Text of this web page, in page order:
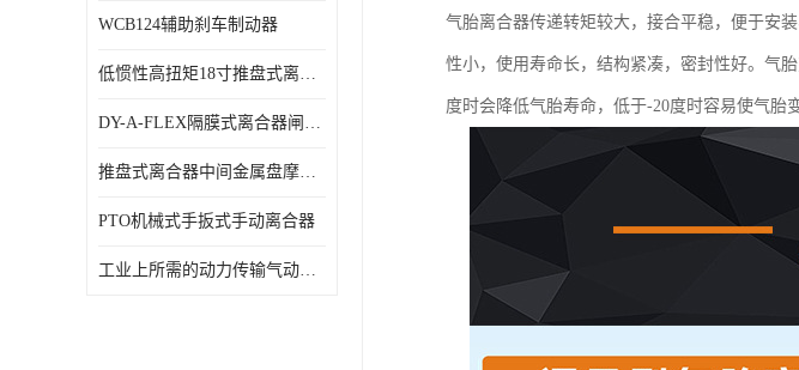
WCB124辅助刹车制动器
低惯性高扭矩18寸推盘式离合器中心盘齿盘W18-11-101
DY-A-FLEX隔膜式离合器闸瓦总成7015125A
推盘式离合器中间金属盘摩擦盘18寸
PTO机械式手扳式手动离合器
工业上所需的动力传输气动离合器WCB424
气胎离合器传递转矩较大，接合平稳，便于安
性小，使用寿命长，结构紧凑，密封性好。气
度时会降低气胎寿命，低于-20度时容易使气胎